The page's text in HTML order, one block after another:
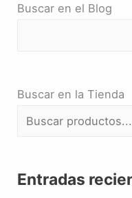
Buscar en el Blog
Buscar en la Tienda
Entradas